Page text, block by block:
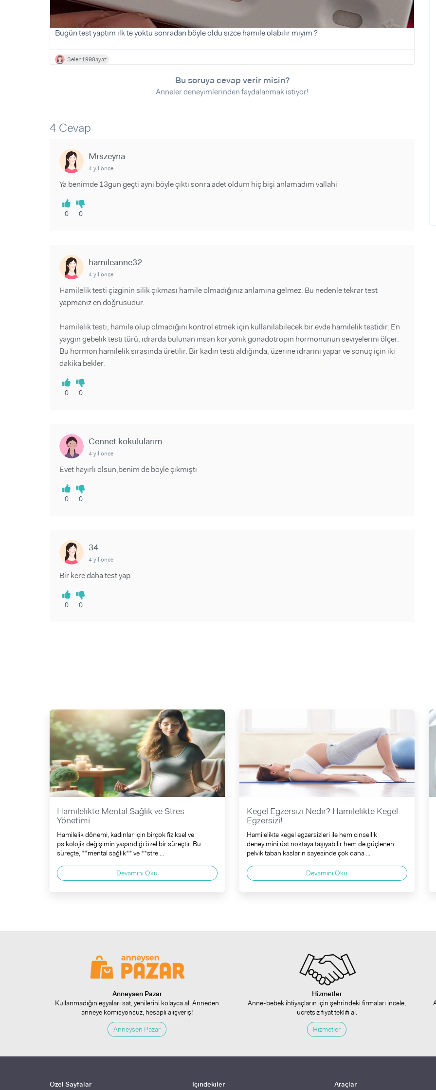
Makaleler
Videolar
Makaleler
Videolar
Ürünler
Videolar
Bugün test yaptım ilk te yoktu sonradan böyle oldu sizce hamile olabilir miyim ?
Selen1998ayaz
Bu soruya cevap verir misin?
Anneler deneyimlerinden faydalanmak istiyor!
4 Cevap
Mrszeyna
4 yıl önce
Ya benimde 13gun geçti ayni böyle çıktı sonra adet oldum hiç bişi anlamadım vallahi
0 0
hamileanne32
4 yıl önce
Hamilelik testi çizginin silik çıkması hamile olmadığınız anlamına gelmez. Bu nedenle tekrar test
yapmanız en doğrusudur.
Hamilelik testi, hamile olup olmadığını kontrol etmek için kullanılabilecek bir evde hamilelik testidir. En
yaygın gebelik testi türü, idrarda bulunan insan koryonik gonadotropin hormonunun seviyelerini ölçer.
Bu hormon hamilelik sırasında üretilir. Bir kadın testi aldığında, üzerine idrarını yapar ve sonuç için iki
dakika bekler.
0 0
Cennet kokulularım
4 yıl önce
Evet hayırlı olsun,benim de böyle çıkmıştı
0 0
34
4 yıl önce
Bir kere daha test yap
0 0
Hamilelikte Mental Sağlık ve Stres
Yönetimi
Hamilelik dönemi, kadınlar için birçok fiziksel ve
psikolojik değişimin yaşandığı özel bir süreçtir. Bu
süreçte, **mental sağlık** ve **stre ...
Devamını Oku
Kegel Egzersizi Nedir? Hamilelikte Kegel
Egzersizi!
Hamilelikte kegel egzersizleri ile hem cinsellik
deneyimini üst noktaya taşıyabilir hem de güçlenen
pelvik taban kasların sayesinde çok daha ...
Devamını Oku
Anneysen Pazar
Kullanmadığın eşyaları sat, yenilerini kolayca al. Anneden
anneye komisyonsuz, hesaplı alışveriş!
Anneysen Pazar
Hizmetler
Anne-bebek ihtiyaçların için şehrindeki firmaları incele,
ücretsiz fiyat teklifi al.
Hizmetler
Özel Sayfalar İçindekiler Araçlar